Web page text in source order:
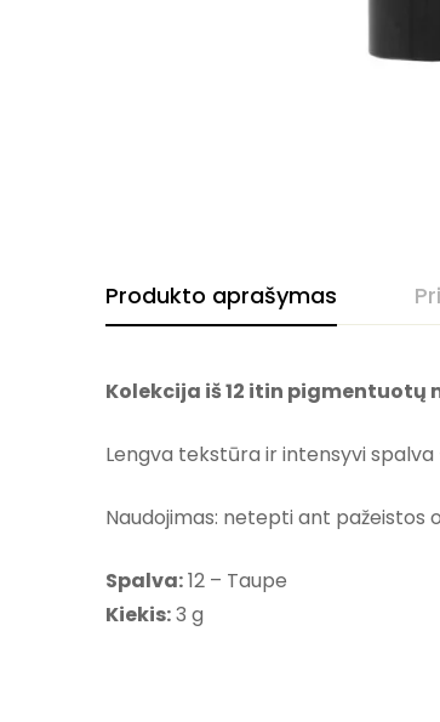
Produkto aprašymas
Kolekcija iš 12 itin pigmentuotų
Lengva tekstūra ir intensyvi spalva
Naudojimas: netepti ant pažeistos
Spalva:12 – Taupe
Kiekis:3 g